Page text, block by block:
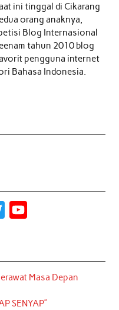
ini tinggal di Cikarang
orang anaknya,
Blog Internasional
tahun 2010 blog
pengguna internet
Bahasa Indonesia.
t
t
e
T
u
b
Masa Depan
SENYAP”